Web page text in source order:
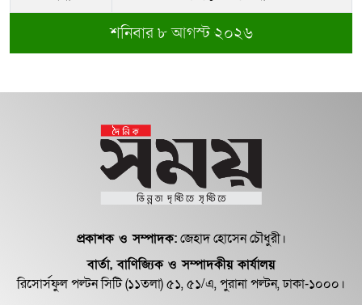
শনিবার ৮ আগস্ট ২০২৬
প্রকাশক ও সম্পাদক:জেহাদ হোসেন চৌধুরী।
বার্তা, বাণিজ্যিক ও সম্পাদকীয় কার্যালয়
রিসোর্সফুল পল্টন সিটি (১১তলা) ৫১, ৫১/এ, পুরানা পল্টন, ঢাকা-১০০০।